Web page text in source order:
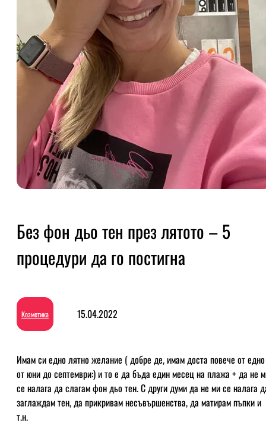
Без фон дьо тен през лятото – 5
процедури да го постигна
Козметика 15.04.2022
Имам си едно лятно желание ( добре де, имам доста повече от едно
от юни до септември:) и то е да бъда един месец на плажа + да не
се налага да слагам фон дьо тен. С други думи да не ми се налага
заглаждам тен, да прикривам несъвършенства, да матирам пъпки и
т.н.